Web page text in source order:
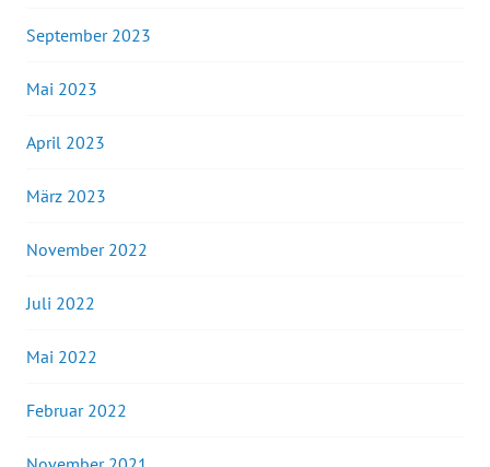
September 2023
Mai 2023
April 2023
März 2023
November 2022
Juli 2022
Mai 2022
Februar 2022